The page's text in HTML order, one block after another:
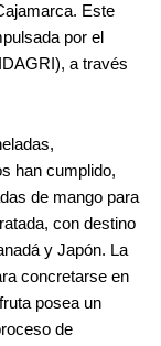
Este
por el
a través
han cumplido,
de mango para
con destino
y Japón. La
concretarse en
posea un
de